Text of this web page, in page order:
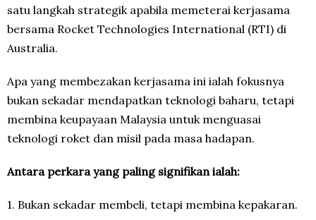
satu langkah strategik apabila memeterai kerjasama
bersama Rocket Technologies International (RTI) di
Australia.
Apa yang membezakan kerjasama ini ialah fokusnya
bukan sekadar mendapatkan teknologi baharu, tetapi
membina keupayaan Malaysia untuk menguasai
teknologi roket dan misil pada masa hadapan.
Antara perkara yang paling signifikan ialah:
1.⁠ ⁠Bukan sekadar membeli, tetapi membina kepakaran.